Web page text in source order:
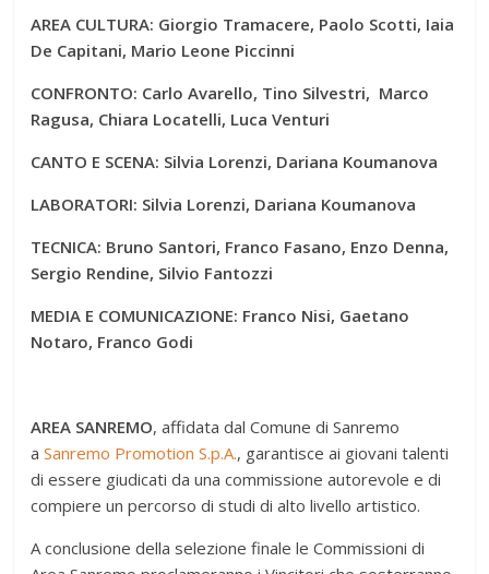
AREA CULTURA: Giorgio Tramacere, Paolo Scotti, Iaia
De Capitani, Mario Leone Piccinni
CONFRONTO: Carlo Avarello, Tino Silvestri, Marco
Ragusa, Chiara Locatelli, Luca Venturi
CANTO E SCENA: Silvia Lorenzi, Dariana Koumanova
LABORATORI: Silvia Lorenzi, Dariana Koumanova
TECNICA: Bruno Santori, Franco Fasano, Enzo Denna,
Sergio Rendine, Silvio Fantozzi
MEDIA E COMUNICAZIONE: Franco Nisi, Gaetano
Notaro, Franco Godi
AREA SANREMO, affidata dal Comune di Sanremo
aSanremo Promotion S.p.A., garantisce ai giovani talenti
di essere giudicati da una commissione autorevole e di
compiere un percorso di studi di alto livello artistico.
A conclusione della selezione finale le Commissioni di